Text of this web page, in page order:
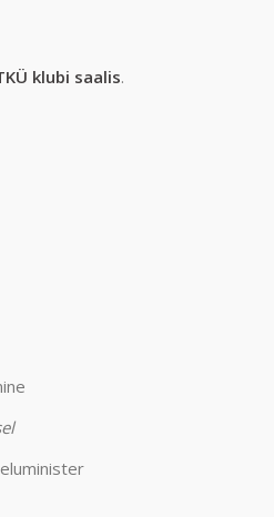
klubi saalis.